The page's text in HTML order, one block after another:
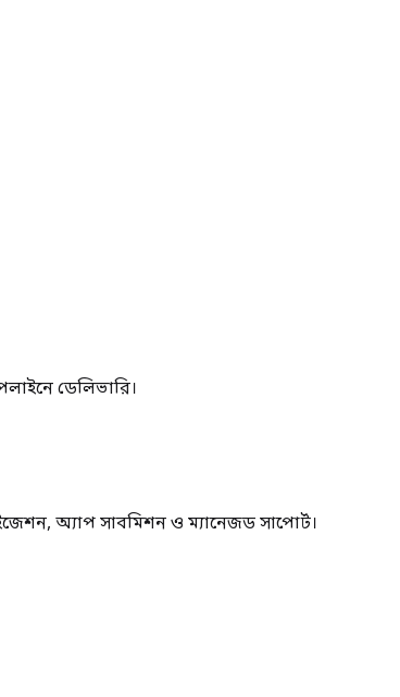
ডেলিভারি।
অ্যাপ সাবমিশন ও ম্যানেজড সাপোর্ট।